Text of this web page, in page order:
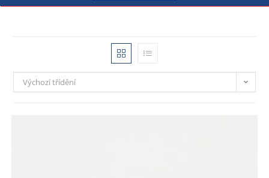
Výchozí třídění